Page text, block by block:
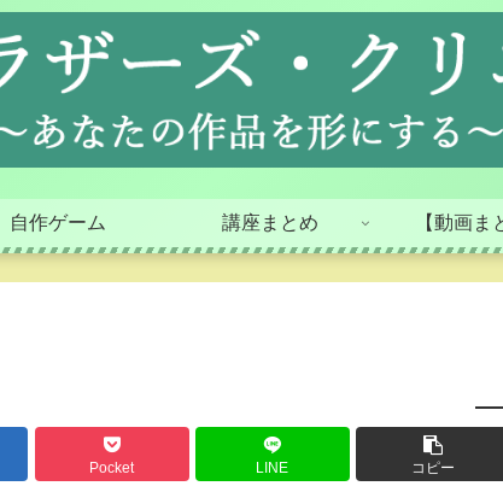
自作ゲーム 講座まとめ 【動画ま
Pocket LINE コピー